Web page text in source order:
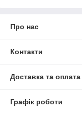
Про нас
Контакти
Доставка та оплата
Графік роботи